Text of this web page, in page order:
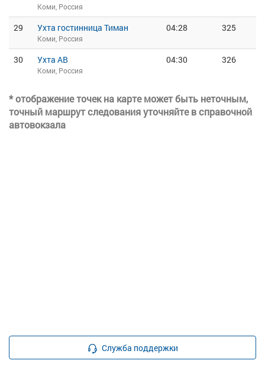
Коми, Россия
29 Ухта гостинница Тиман
Коми, Россия
04:28 325
30 Ухта АВ
Коми, Россия
04:30 326
* отображение точек на карте может быть неточным,
точный маршрут следования уточняйте в справочной
автовокзала
Служба поддержки